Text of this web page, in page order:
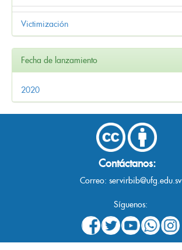
Victimización
Fecha de lanzamiento
2020
Contáctanos:
Correo: servirbib@ufg.edu.sv
Síguenos: